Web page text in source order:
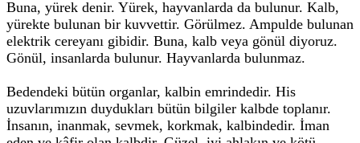
Buna, yürek denir. Yürek, hayvanlarda da bulunur. Kalb,
yürekte bulunan bir kuvvettir. Görülmez. Ampulde bulunan
elektrik cereyanı gibidir. Buna, kalb veya gönül diyoruz.
Gönül, insanlarda bulunur. Hayvanlarda bulunmaz.
Bedendeki bütün organlar, kalbin emrindedir. His
uzuvlarımızın duydukları bütün bilgiler kalbde toplanır.
İnsanın, inanmak, sevmek, korkmak, kalbindedir. İman